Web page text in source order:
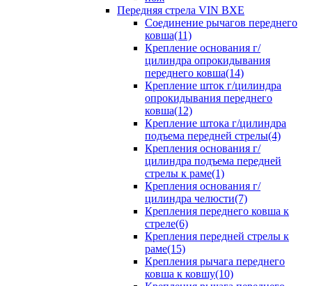
Передняя стрела VIN BXE
Cоединение рычагов переднего
ковша(11)
Крепление основания г/
цилиндра опрокидывания
переднего ковша(14)
Крепление шток г/цилиндра
опрокидывания переднего
ковша(12)
Крепление штока г/цилиндра
подъема передней стрелы(4)
Крепления основания г/
цилиндра подъема передней
стрелы к раме(1)
Крепления основания г/
цилиндра челюсти(7)
Крепления переднего ковша к
стреле(6)
Крепления передней стрелы к
раме(15)
Крепления рычага переднего
ковша к ковшу(10)